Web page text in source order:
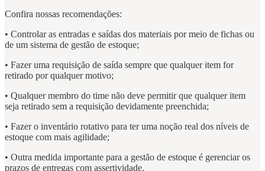
Confira nossas recomendações:
• Controlar as entradas e saídas dos materiais por meio de fichas ou
de um sistema de gestão de estoque;
• Fazer uma requisição de saída sempre que qualquer item for
retirado por qualquer motivo;
• Qualquer membro do time não deve permitir que qualquer item
seja retirado sem a requisição devidamente preenchida;
• Fazer o inventário rotativo para ter uma noção real dos níveis de
estoque com mais agilidade;
• Outra medida importante para a gestão de estoque é gerenciar os
prazos de entregas com assertividade.